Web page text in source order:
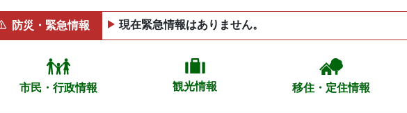
防災・緊急情報 現在緊急情報はありません。
市民・行政情報 観光情報 移住・定住情報